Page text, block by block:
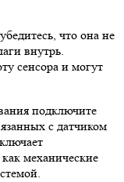
что она не
внутрь.
сенсора и могут
подключите
с датчиком
механические